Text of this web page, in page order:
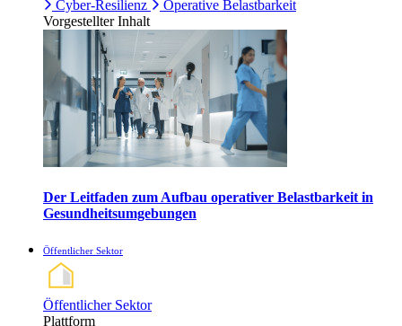
Cyber-Resilienz
Operative Belastbarkeit
Vorgestellter Inhalt
Der Leitfaden zum Aufbau operativer Belastbarkeit in
Gesundheitsumgebungen
Öffentlicher Sektor
Öffentlicher Sektor
Plattform